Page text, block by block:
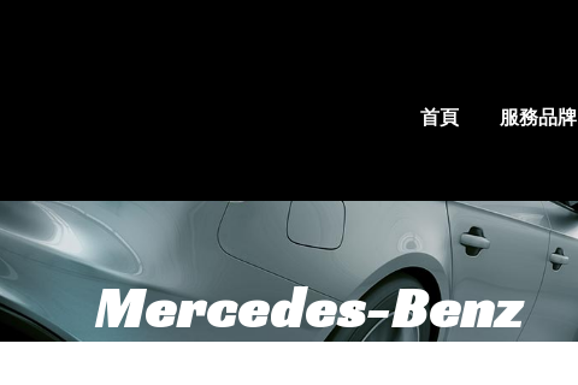
首頁 服務品牌
Mercedes-Benz